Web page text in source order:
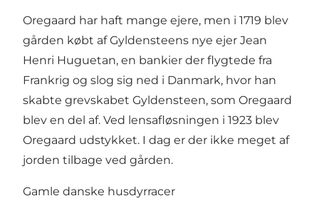
Oregaard har haft mange ejere, men i 1719 blev
gården købt af Gyldensteens nye ejer Jean
Henri Huguetan, en bankier der flygtede fra
Frankrig og slog sig ned i Danmark, hvor han
skabte grevskabet Gyldensteen, som Oregaard
blev en del af. Ved lensafløsningen i 1923 blev
Oregaard udstykket. I dag er der ikke meget af
jorden tilbage ved gården.
Gamle danske husdyrracer